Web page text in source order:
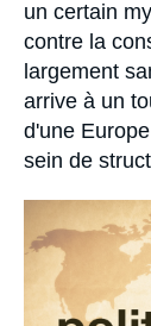
un certain
contre la
largement
arrive à un
d'une
sein de
principale